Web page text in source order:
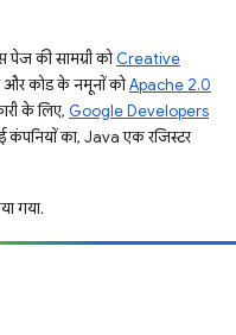
की सामग्री कोCreative
कोड के नमूनों कोApache 2.0
के लिए, Google Developers
का, Java एक रजिस्टर
गया.